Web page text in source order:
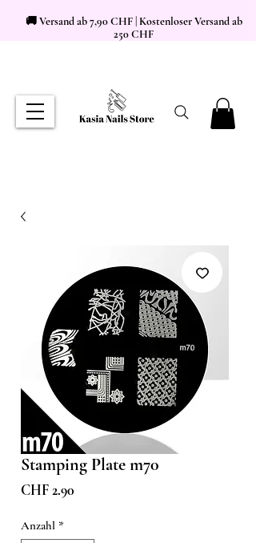
🚚 Versand ab 7,90 CHF | Kostenloser Versand ab
250 CHF
Stamping Plate m70
CHF 2.90
Anzahl *